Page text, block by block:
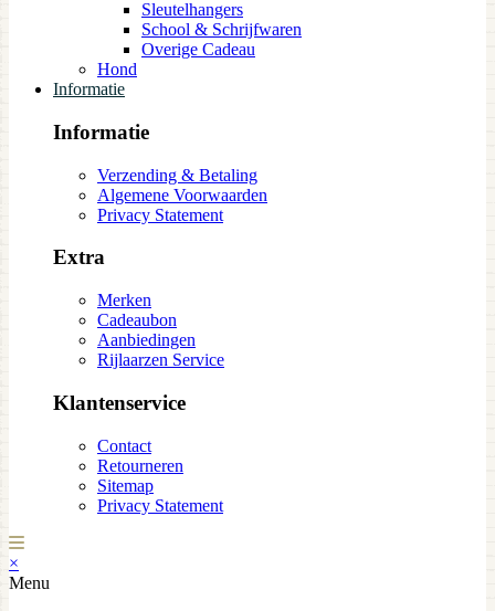
Sleutelhangers
School & Schrijfwaren
Overige Cadeau
Hond
Informatie
Informatie
Verzending & Betaling
Algemene Voorwaarden
Privacy Statement
Extra
Merken
Cadeaubon
Aanbiedingen
Rijlaarzen Service
Klantenservice
Contact
Retourneren
Sitemap
Privacy Statement
×
Menu